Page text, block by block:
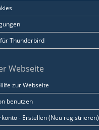
Thunderbird
Webseite
zur Webseite
benutzen
- Erstellen (Neu registrieren)